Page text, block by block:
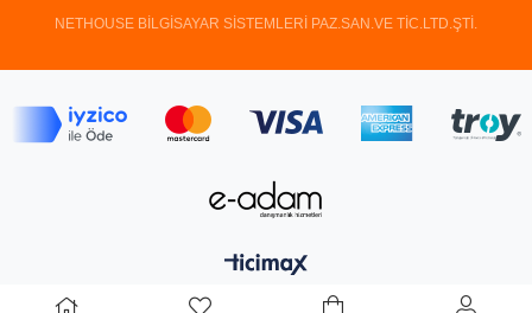
NETHOUSE BİLGİSAYAR SİSTEMLERİ PAZ.SAN.VE TİC.LTD.ŞTİ.